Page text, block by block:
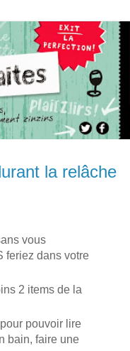
la relâche
vous
feriez dans votre
2 items de la
pouvoir lire
bain, faire une